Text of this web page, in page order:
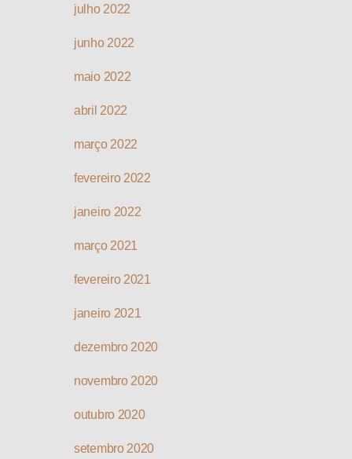
julho 2022
junho 2022
maio 2022
abril 2022
março 2022
fevereiro 2022
janeiro 2022
março 2021
fevereiro 2021
janeiro 2021
dezembro 2020
novembro 2020
outubro 2020
setembro 2020